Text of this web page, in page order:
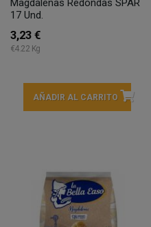
Magdalenas Redondas SPAR
17 Und.
3,23 €
€4.22 Kg
AÑADIR AL CARRITO